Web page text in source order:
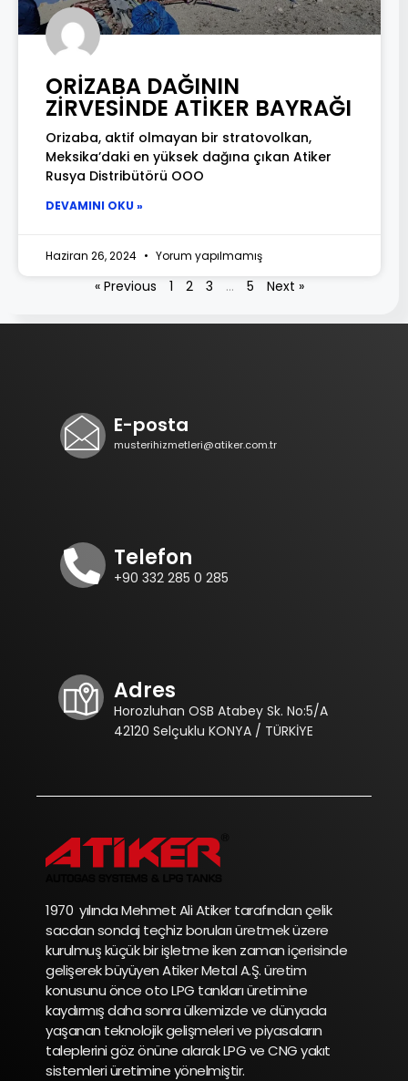
ORİZABA DAĞININ
ZİRVESİNDE ATİKER BAYRAĞI
Orizaba, aktif olmayan bir stratovolkan,
Meksika’daki en yüksek dağına çıkan Atiker
Rusya Distribütörü OOO
DEVAMINI OKU »
Haziran 26, 2024 Yorum yapılmamış
« Previous 1 2 3 … 5 Next »
E-posta
musterihizmetleri@atiker.com.tr
Telefon
+90 332 285 0 285
Adres
Horozluhan OSB Atabey Sk. No:5/A
42120 Selçuklu KONYA / TÜRKİYE
1970 yılında Mehmet Ali Atiker tarafından çelik
sacdan sondaj teçhiz boruları üretmek üzere
kurulmuş küçük bir işletme iken zaman içerisinde
gelişerek büyüyen Atiker Metal A.Ş. üretim
konusunu önce oto LPG tankları üretimine
kaydırmış daha sonra ülkemizde ve dünyada
yaşanan teknolojik gelişmeleri ve piyasaların
taleplerini göz önüne alarak LPG ve CNG yakıt
sistemleri üretimine yönelmiştir.